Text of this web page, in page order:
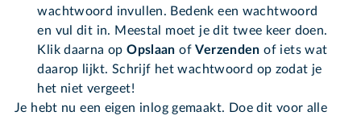
wachtwoord invullen. Bedenk een wachtwoord
en vul dit in. Meestal moet je dit twee keer doen.
Klik daarna opOpslaanofVerzenden of iets wat
daarop lijkt. Schrijf het wachtwoord op zodat je
het niet vergeet!
Je hebt nu een eigen inlog gemaakt. Doe dit voor alle